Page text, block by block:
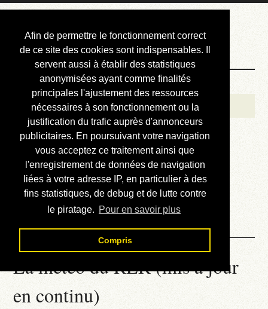
Afin de permettre le fonctionnement correct
de ce site des cookies sont indispensables. Il
servent aussi à établir des statistiques
anonymisées ayant comme finalités
principales l'ajustement des ressources
nécessaires à son fonctionnement ou la
justification du trafic auprès d'annonceurs
publicitaires. En poursuivant votre navigation
vous acceptez ce traitement ainsi que
l'enregistrement de données de navigation
liées à votre adresse IP, en particulier à des
fins statistiques, de debug et de lutte contre
le piratage. Pour en savoir plus
Compris
Courbis, « LE »
Blog Officiel
Bienvenue
Réalisations
Divers (et d’été)
Annonces
Liens externes
Téléchargement
Contact
La météo du RER (mis à jour
en continu)